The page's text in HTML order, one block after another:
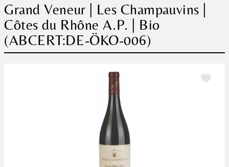
Grand Veneur | Les Champauvins |
Côtes du Rhône A.P. | Bio
(ABCERT:DE-ÖKO-006)